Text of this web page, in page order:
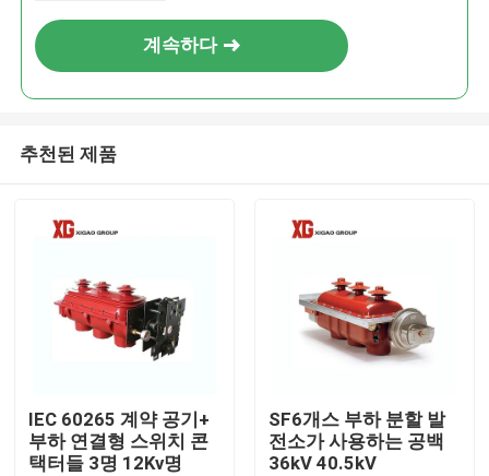
계속하다
추천된 제품
IEC 60265 계약 공기+
부하 연결형 스위치 콘
택터들 3명 12Kv명
SF6개스 부하 분할 발
전소가 사용하는 공백
36kV 40.5kV